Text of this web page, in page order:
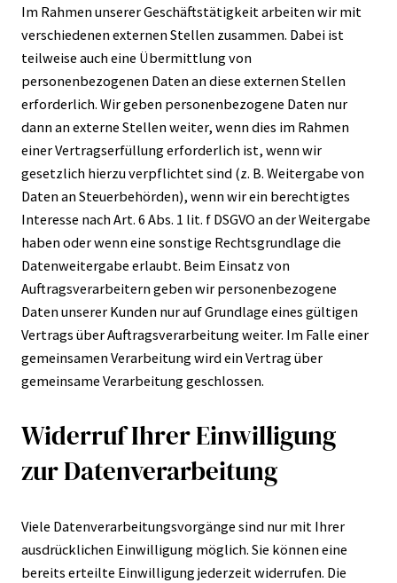
Im Rahmen unserer Geschäftstätigkeit arbeiten wir mit
verschiedenen externen Stellen zusammen. Dabei ist
teilweise auch eine Übermittlung von
personenbezogenen Daten an diese externen Stellen
erforderlich. Wir geben personenbezogene Daten nur
dann an externe Stellen weiter, wenn dies im Rahmen
einer Vertragserfüllung erforderlich ist, wenn wir
gesetzlich hierzu verpflichtet sind (z. B. Weitergabe von
Daten an Steuerbehörden), wenn wir ein berechtigtes
Interesse nach Art. 6 Abs. 1 lit. f DSGVO an der Weitergabe
haben oder wenn eine sonstige Rechtsgrundlage die
Datenweitergabe erlaubt. Beim Einsatz von
Auftragsverarbeitern geben wir personenbezogene
Daten unserer Kunden nur auf Grundlage eines gültigen
Vertrags über Auftragsverarbeitung weiter. Im Falle einer
gemeinsamen Verarbeitung wird ein Vertrag über
gemeinsame Verarbeitung geschlossen.
Widerruf Ihrer Einwilligung
zur Datenverarbeitung
Viele Datenverarbeitungsvorgänge sind nur mit Ihrer
ausdrücklichen Einwilligung möglich. Sie können eine
bereits erteilte Einwilligung jederzeit widerrufen. Die